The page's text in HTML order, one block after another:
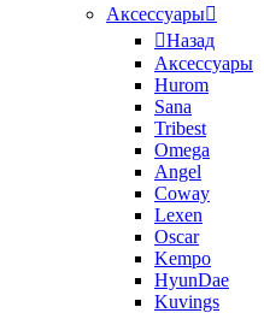
Аксессуары
Назад
Аксессуары
Hurom
Sana
Tribest
Omega
Angel
Coway
Lexen
Oscar
Kempo
HyunDae
Kuvings